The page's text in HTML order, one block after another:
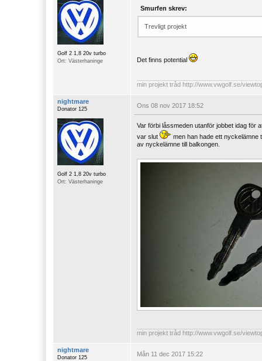
Golf 2 1,8 20v turbo
Ort: Västerhaninge
Smurfen skrev:
Trevligt projekt
Det finns potential
min projekt tråd http://www.vwgolf.se/
nightmare
Donator 125
Golf 2 1,8 20v turbo
Ort: Västerhaninge
Ons 08 nov 2017 18:52
Var förbi låssmeden utanför jobbet idag för
var slut
men han hade ett nyckelämne
av nyckelämne till balkongen.
min projekt tråd http://www.vwgolf.se/
nightmare
Donator 125 Mån 11 dec 2017 15:22